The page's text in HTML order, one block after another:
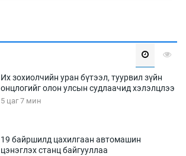
Их зохиолчийн уран бүтээл, туурвил зүйн
онцлогийг олон улсын судлаачид хэлэлцлээ
5 цаг 7 мин
19 байршилд цахилгаан автомашин
цэнэглэх станц байгууллаа